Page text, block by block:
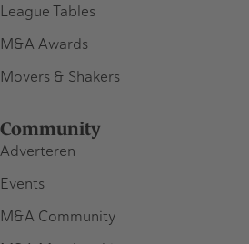
League Tables
M&A Awards
Movers & Shakers
Community
Adverteren
Events
M&A Community